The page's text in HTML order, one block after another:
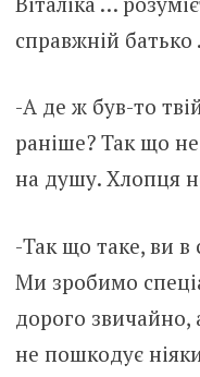
справжній
-А де ж був-то
раніше? Так що
на душу. Хлопця
-Так що таке, ви в
Ми зробимо
дopoго
не пошкодує